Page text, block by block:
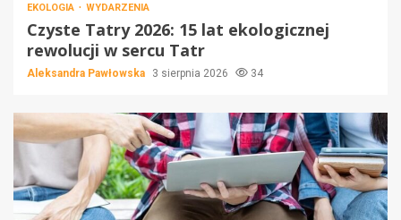
EKOLOGIA WYDARZENIA
Czyste Tatry 2026: 15 lat ekologicznej
rewolucji w sercu Tatr
Aleksandra Pawłowska 3 sierpnia 2026 34